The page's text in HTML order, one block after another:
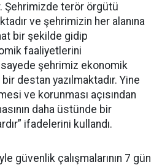
Şehrimizde terör örgütü
ve şehrimizin her alanına
bir şekilde gidip
faaliyetlerini
şehrimiz ekonomik
bir destan yazılmaktadır. Yine
ve korunması açısından
daha üstünde bir
ifadelerini kullandı.
güvenlik çalışmalarının 7 gün